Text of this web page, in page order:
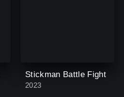
Stickman Battle Fight
2023